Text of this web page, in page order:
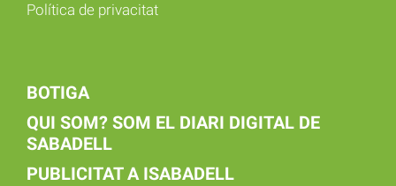
Política de privacitat
BOTIGA
QUI SOM? SOM EL DIARI DIGITAL DE
SABADELL
PUBLICITAT A ISABADELL